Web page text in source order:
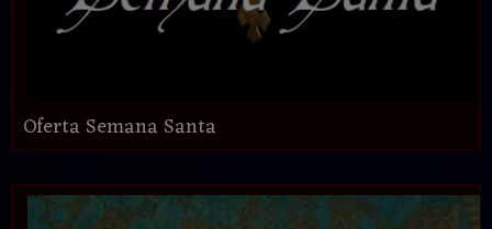
Oferta Semana Santa